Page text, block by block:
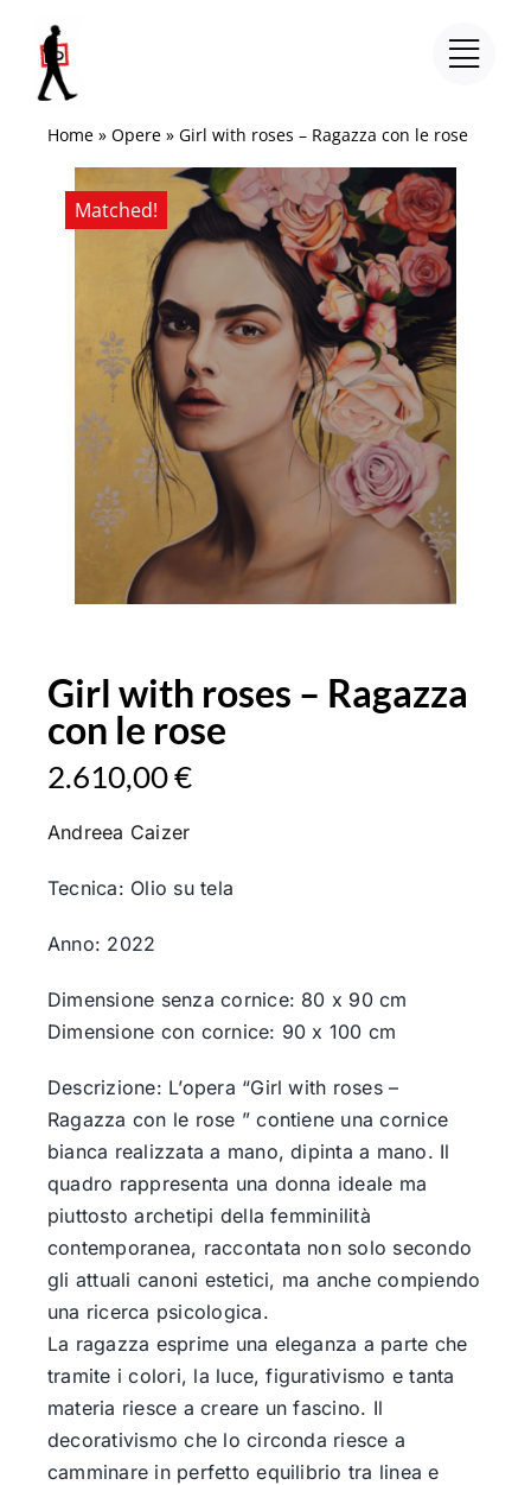
contenuto
Home» Opere» Girl with roses – Ragazza con le rose
Matched!
Girl with roses – Ragazza
con le rose
Il
prezzo
era:
2.610,00€Il
prezzo
è:
Andreea Caizer
Tecnica: Olio su tela
Anno: 2022
Dimensione senza cornice: 80 x 90 cm
Dimensione con cornice: 90 x 100 cm
Descrizione: L’opera “Girl with roses –
Ragazza con le rose ” contiene una cornice
bianca realizzata a mano, dipinta a mano. Il
quadro rappresenta una donna ideale ma
piuttosto archetipi della femminilità
contemporanea, raccontata non solo secondo
gli attuali canoni estetici, ma anche compiendo
una ricerca psicologica.
La ragazza esprime una eleganza a parte che
tramite i colori, la luce, figurativismo e tanta
materia riesce a creare un fascino. Il
decorativismo che lo circonda riesce a
camminare in perfetto equilibrio tra linea e